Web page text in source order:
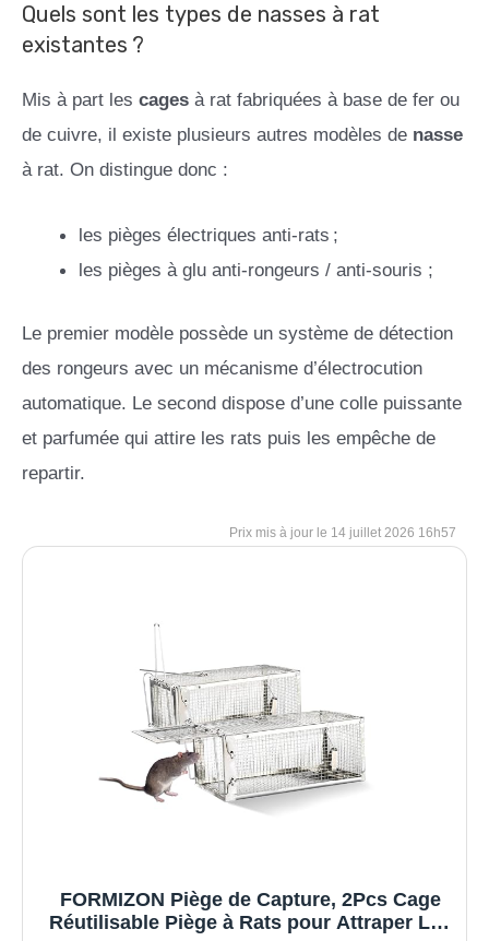
Quels sont les types de nasses à rat
existantes ?
Mis à part les cages à rat fabriquées à base de fer ou
de cuivre, il existe plusieurs autres modèles de nasse
à rat. On distingue donc :
les pièges électriques anti-rats ;
les pièges à glu anti-rongeurs / anti-souris ;
Le premier modèle possède un système de détection
des rongeurs avec un mécanisme d’électrocution
automatique. Le second dispose d’une colle puissante
et parfumée qui attire les rats puis les empêche de
repartir.
14 juillet 2026 16h57
FORMIZON Piège de Capture, 2Pcs Cage
Réutilisable Piège à Rats pour Attraper Les